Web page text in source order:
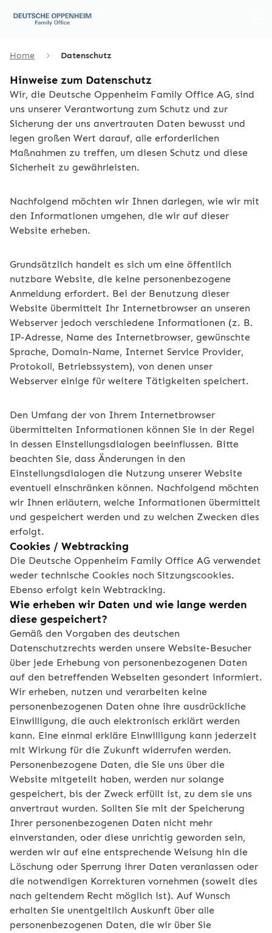
Home Datenschutz
Hinweise zum Datenschutz
Wir, die Deutsche Oppenheim Family Office AG, sind
uns unserer Verantwortung zum Schutz und zur
Sicherung der uns anvertrauten Daten bewusst und
legen großen Wert darauf, alle erforderlichen
Maßnahmen zu treffen, um diesen Schutz und diese
Sicherheit zu gewährleisten.
Nachfolgend möchten wir Ihnen darlegen, wie wir mit
den Informationen umgehen, die wir auf dieser
Website erheben.
Grundsätzlich handelt es sich um eine öffentlich
nutzbare Website, die keine personenbezogene
Anmeldung erfordert. Bei der Benutzung dieser
Website übermittelt Ihr Internetbrowser an unseren
Webserver jedoch verschiedene Informationen (z. B.
IP-Adresse, Name des Internetbrowser, gewünschte
Sprache, Domain-Name, Internet Service Provider,
Protokoll, Betriebssystem), von denen unser
Webserver einige für weitere Tätigkeiten speichert.
Den Umfang der von Ihrem Internetbrowser
übermittelten Informationen können Sie in der Regel
in dessen Einstellungsdialogen beeinflussen. Bitte
beachten Sie, dass Änderungen in den
Einstellungsdialogen die Nutzung unserer Website
eventuell einschränken können. Nachfolgend möchten
wir Ihnen erläutern, welche Informationen übermittelt
und gespeichert werden und zu welchen Zwecken dies
erfolgt.
Cookies / Webtracking
Die Deutsche Oppenheim Family Office AG verwendet
weder technische Cookies noch Sitzungscookies.
Ebenso erfolgt kein Webtracking.
Wie erheben wir Daten und wie lange werden
diese gespeichert?
Gemäß den Vorgaben des deutschen
Datenschutzrechts werden unsere Website-Besucher
über jede Erhebung von personenbezogenen Daten
auf den betreffenden Webseiten gesondert informiert.
Wir erheben, nutzen und verarbeiten keine
personenbezogenen Daten ohne ihre ausdrückliche
Einwilligung, die auch elektronisch erklärt werden
kann. Eine einmal erkläre Einwilligung kann jederzeit
mit Wirkung für die Zukunft widerrufen werden.
Personenbezogene Daten, die Sie uns über die
Website mitgeteilt haben, werden nur solange
gespeichert, bis der Zweck erfüllt ist, zu dem sie uns
anvertraut wurden. Sollten Sie mit der Speicherung
Ihrer personenbezogenen Daten nicht mehr
einverstanden, oder diese unrichtig geworden sein,
werden wir auf eine entsprechende Weisung hin die
Löschung oder Sperrung ihrer Daten veranlassen oder
die notwendigen Korrekturen vornehmen (soweit dies
nach geltendem Recht möglich ist). Auf Wunsch
erhalten Sie unentgeltlich Auskunft über alle
personenbezogenen Daten, die wir über Sie